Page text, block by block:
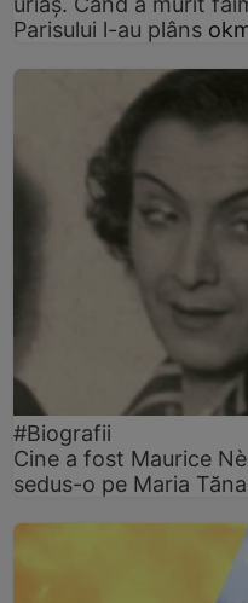
Parisului l-au plâns
#Biografii
Cine a fost Maurice
sedus-o pe Maria